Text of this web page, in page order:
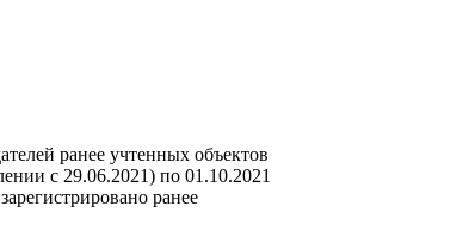
ранее учтенных объектов
с 29.06.2021) по 01.10.2021
ранее